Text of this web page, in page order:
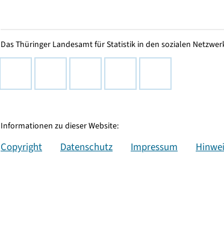
Das Thüringer Landesamt für Statistik in den sozialen
Informationen zu dieser Website:
Copyright Datenschutz Impressum